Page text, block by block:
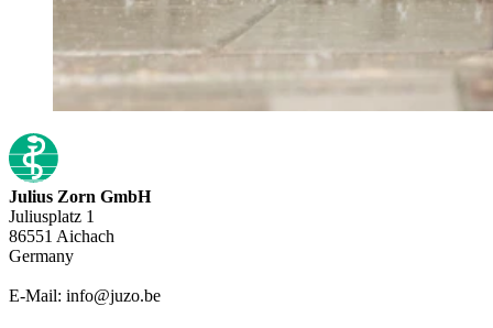
Julius Zorn GmbH
Juliusplatz 1
86551 Aichach
Germany
E-Mail: info@juzo.be